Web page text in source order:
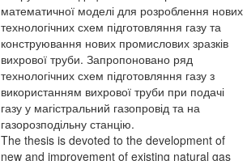
математичної моделі для розроблення нових
технологічних схем підготовляння газу та
конструювання нових промислових зразків
вихрової труби. Запропоновано ряд
технологічних схем підготовляння газу з
використанням вихрової труби при подачі
газу у магістральний газопровід та на
газорозподільну станцію.
The thesis is devoted to the development of
new and improvement of existing natural gas